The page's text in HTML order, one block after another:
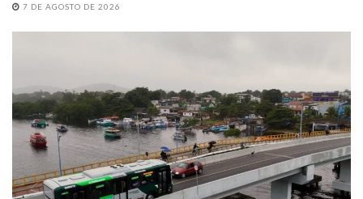
7 DE AGOSTO DE 2026